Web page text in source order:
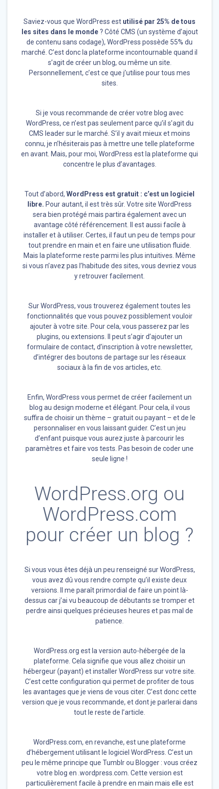
Saviez-vous que WordPress est utilisé par 25% de tous
les sites dans le monde? Côté CMS (un système d’ajout
de contenu sans codage), WordPress possède 55% du
marché. C’est donc la plateforme incontournable quand il
s’agit de créer un blog, ou même un site.
Personnellement, c’est ce que j’utilise pour tous mes
sites.
Si je vous recommande de créer votre blog avec
WordPress, ce n’est pas seulement parce qu’il s’agit du
CMS leader sur le marché. S’il y avait mieux et moins
connu, je n’hésiterais pas à mettre une telle plateforme
en avant. Mais, pour moi, WordPress est la plateforme qui
concentre le plus d’avantages.
Tout d’abord, WordPress est gratuit : c’est un logiciel
libre. Pour autant, il est très sûr. Votre site WordPress
sera bien protégé mais partira également avec un
avantage côté référencement. Il est aussi facile à
installer et à utiliser. Certes, il faut un peu de temps pour
tout prendre en main et en faire une utilisation fluide.
Mais la plateforme reste parmi les plus intuitives. Même
si vous n’avez pas l’habitude des sites, vous devriez vous
y retrouver facilement.
Sur WordPress, vous trouverez également toutes les
fonctionnalités que vous pouvez possiblement vouloir
ajouter à votre site. Pour cela, vous passerez par les
plugins, ou extensions. Il peut s’agir d’ajouter un
formulaire de contact, d’inscription à votre newsletter,
d’intégrer des boutons de partage sur les réseaux
sociaux à la fin de vos articles, etc.
Enfin, WordPress vous permet de créer facilement un
blog au design moderne et élégant. Pour cela, il vous
suffira de choisir un thème – gratuit ou payant – et de le
personnaliser en vous laissant guider. C’est un jeu
d’enfant puisque vous aurez juste à parcourir les
paramètres et faire vos tests. Pas besoin de coder une
seule ligne !
WordPress.org ou
WordPress.com
pour créer un blog ?
Si vous vous êtes déjà un peu renseigné sur WordPress,
vous avez dû vous rendre compte qu’il existe deux
versions. Il me paraît primordial de faire un point là-
dessus car j’ai vu beaucoup de débutants se tromper et
perdre ainsi quelques précieuses heures et pas mal de
patience.
WordPress.org est la version auto-hébergée de la
plateforme. Cela signifie que vous allez choisir un
hébergeur (payant) et installer WordPress sur votre site.
C’est cette configuration qui permet de profiter de tous
les avantages que je viens de vous citer. C’est donc cette
version que je vous recommande, et dont je parlerai dans
tout le reste de l’article.
WordPress.com, en revanche, est une plateforme
d’hébergement utilisant le logiciel WordPress. C’est un
peu le même principe que Tumblr ou Blogger : vous créez
votre blog en .wordpress.com. Cette version est
particulièrement facile à prendre en main mais elle est